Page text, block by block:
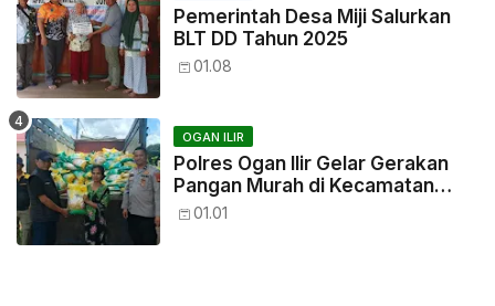
Pemerintah Desa Miji Salurkan
BLT DD Tahun 2025
01.08
OGAN ILIR
Polres Ogan Ilir Gelar Gerakan
Pangan Murah di Kecamatan
Payaraman Dukung Program
01.01